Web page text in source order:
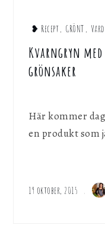
❥ Recept, GRÖNT ,
Kvarngryn
grönsaker
Här kommer
en produkt som
19 oktober, 2015